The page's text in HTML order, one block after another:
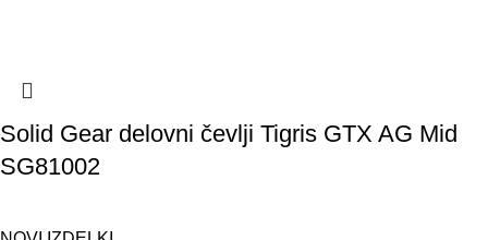
Solid Gear delovni čevlji Tigris GTX AG Mid
SG81002